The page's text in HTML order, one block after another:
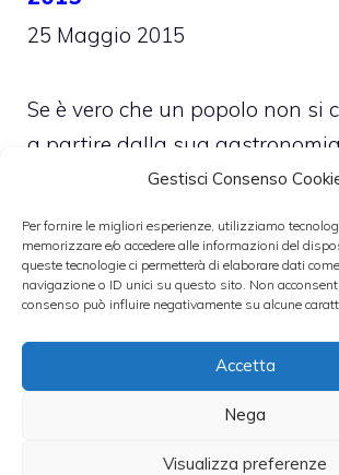
Gestisci Consenso
Per fornire le migliori esperienze, utilizziamo
memorizzare e/o accedere alle informazioni del
queste tecnologie ci permetterà di elaborare dati
navigazione o ID unici su questo sito. Non
consenso può influire negativamente su alcune
Accetta
Nega
Visualizza preferenze
25 Maggio 2015
Se è vero che un popolo non si
a partire dalla sua
dallo stomaco che si arriva al
giusto approfittare dell’EXPO
conoscere delle ricette
che partecipano all’esposizione
salsa Tzatziki
Categorie
Cucina e cultura